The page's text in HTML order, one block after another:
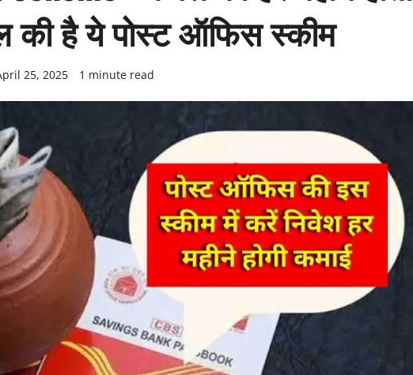
की है ये पोस्ट ऑफिस स्कीम
25, 2025 1 minute read